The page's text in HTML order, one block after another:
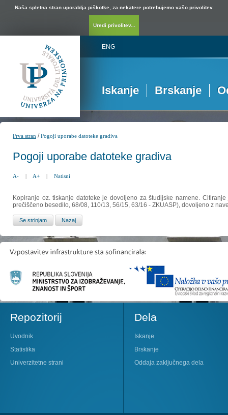
Naša spletna stran uporablja piškotke, za nekatere potrebujemo vašo privolitev.
Uredi privolitev...
ENG
Iskanje Brskanje
Prva stran /Pogoji uporabe datoteke gradiva
Pogoji uporabe datoteke gradiva
A- | A+ | Natisni
Kopiranje oz. tiskanje datoteke je dovoljeno za študijske namene.
prečiščeno besedilo, 68/08, 110/13, 56/15, 63/16 - ZKUASP), dovoljeno z
Repozitorij
Uvodnik
Statistika
Univerzitetne strani
Dela
Iskanje
Brskanje
Oddaja zaključnega dela